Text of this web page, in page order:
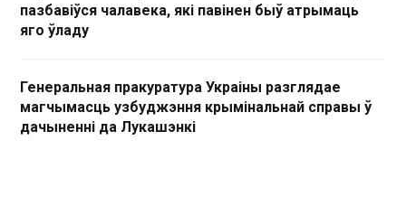
пазбавіўся чалавека, які павінен быў атрымаць
яго ўладу
Генеральная пракуратура Украіны разглядае
магчымасць узбуджэння крымінальнай справы ў
дачыненні да Лукашэнкі